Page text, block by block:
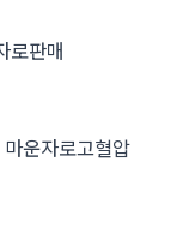
로판매
마운자로고혈압